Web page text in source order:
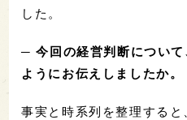
した。
─ 今回の経営判断につい
ようにお伝えしましたか。
事実と時系列を整理する